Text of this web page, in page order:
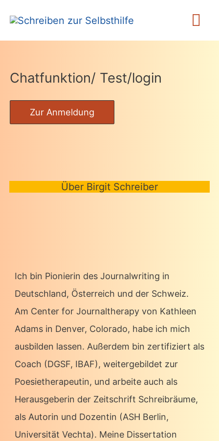
Inhalt
springen
Chatfunktion/ Test/login
Zur Anmeldung
Über Birgit Schreiber
Ich bin Pionierin des Journalwriting in
Deutschland, Österreich und der Schweiz.
Am Center for Journaltherapy von Kathleen
Adams in Denver, Colorado, habe ich mich
ausbilden lassen. Außerdem bin zertifiziert als
Coach (DGSF, IBAF), weitergebildet zur
Poesietherapeutin, und arbeite auch als
Herausgeberin der Zeitschrift Schreibräume,
als Autorin und Dozentin (ASH Berlin,
Universität Vechta). Meine Dissertation